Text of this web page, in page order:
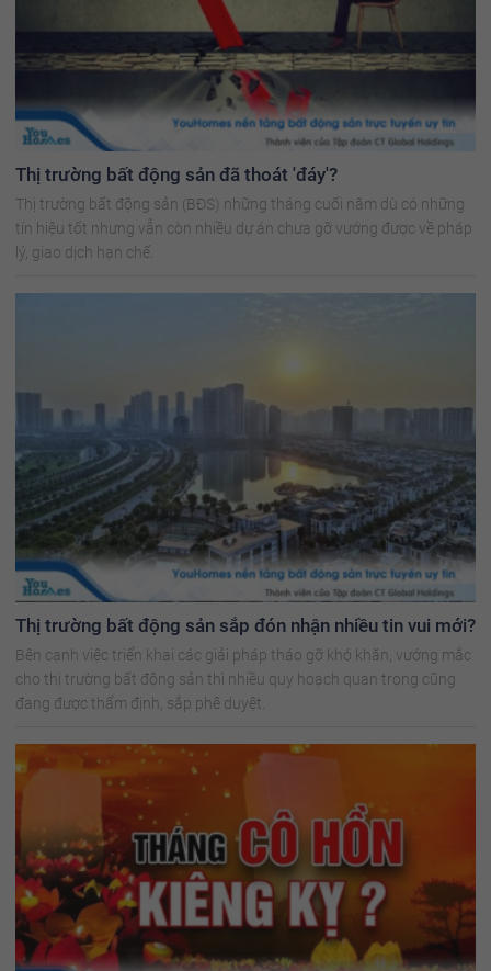
Thị trường bất động sản đã thoát 'đáy'?
Thị trường bất động sản (BĐS) những tháng cuối năm dù có những
tín hiệu tốt nhưng vẫn còn nhiều dự án chưa gỡ vướng được về pháp
lý, giao dịch hạn chế.
Thị trường bất động sản sắp đón nhận nhiều tin vui mới?
Bên cạnh việc triển khai các giải pháp tháo gỡ khó khăn, vướng mắc
cho thị trường bất động sản thì nhiều quy hoạch quan trọng cũng
đang được thẩm định, sắp phê duyệt.